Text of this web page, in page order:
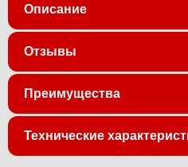
Описание
Отзывы
Преимущества
Технические